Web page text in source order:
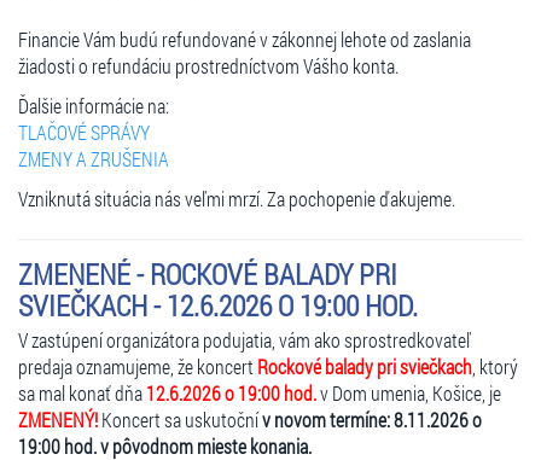
Financie Vám budú refundované v zákonnej lehote od zaslania
žiadosti o refundáciu prostredníctvom Vášho konta.
Ďalšie informácie na:
TLAČOVÉ SPRÁVY
ZMENY A ZRUŠENIA
Vzniknutá situácia nás veľmi mrzí. Za pochopenie ďakujeme.
ZMENENÉ - ROCKOVÉ BALADY PRI
SVIEČKACH - 12.6.2026 O 19:00 HOD.
V zastúpení organizátora podujatia, vám ako sprostredkovateľ
predaja oznamujeme, že koncert Rockové balady pri sviečkach , ktorý
sa mal konať dňa12.6.2026 o 19:00 hod.v Dom umenia, Košice, je
ZMENENÝ!Koncert sa uskutočnív novom termíne: 8.11.2026 o
19:00 hod. v pôvodnom mieste konania.